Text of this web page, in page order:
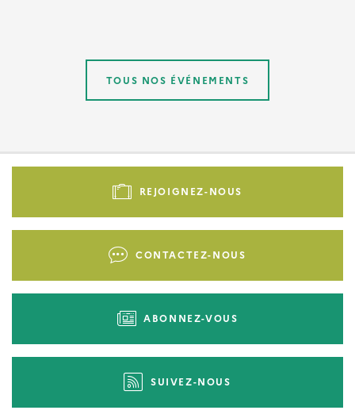
TOUS NOS ÉVÉNEMENTS
Pied
-
REJOIGNEZ-NOUS
CONTACTEZ-NOUS
ABONNEZ-VOUS
SUIVEZ-NOUS